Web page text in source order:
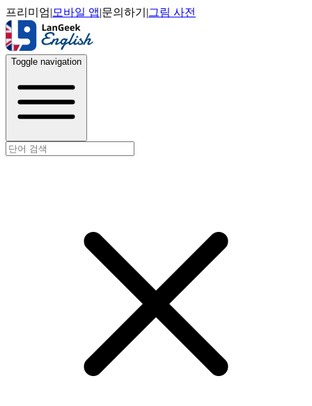
프리미엄| 모바일 앱|문의하기 |그림 사전
Toggle navigation